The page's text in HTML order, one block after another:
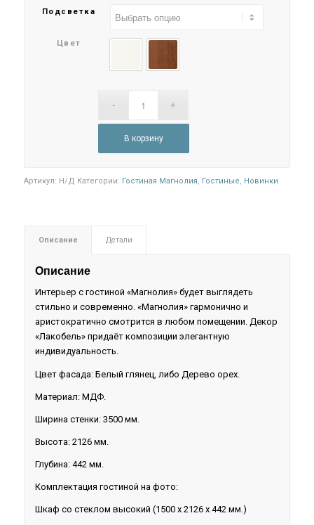
87.900₽
Подсветка
Цвет
В корзину
Артикул: Н/Д Категории: Гостиная Магнолия, Гостиные, Новинки
Описание Детали
Описание
Интерьер с гостиной «Магнолия» будет выглядеть
стильно и современно. «Магнолия» гармонично и
аристократично смотрится в любом помещении. Декор
«Лакобель» придаёт композиции элегантную
индивидуальность.
Цвет фасада: Белый глянец, либо Дерево орех.
Материал: МДФ.
Ширина стенки: 3500 мм.
Высота: 2126 мм.
Глубина: 442 мм.
Комплектация гостиной на фото:
Шкаф со стеклом высокий (1500 х 2126 х 442 мм.)